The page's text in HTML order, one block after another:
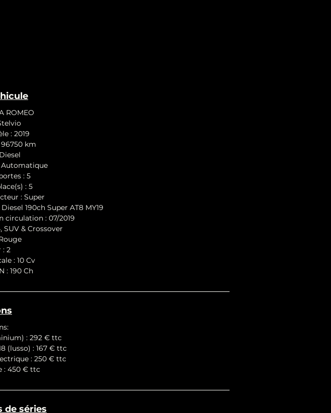
ROMEO
: 2019
km
Automatique
: 5
: 5
: Super
190ch Super AT8 MY19
circulation : 07/2019
SUV & Crossover
: 2
: 10 Cv
: 190 Ch
: 292 € ttc
(lusso) : 167 € ttc
: 250 € ttc
: 450 € ttc
de séries